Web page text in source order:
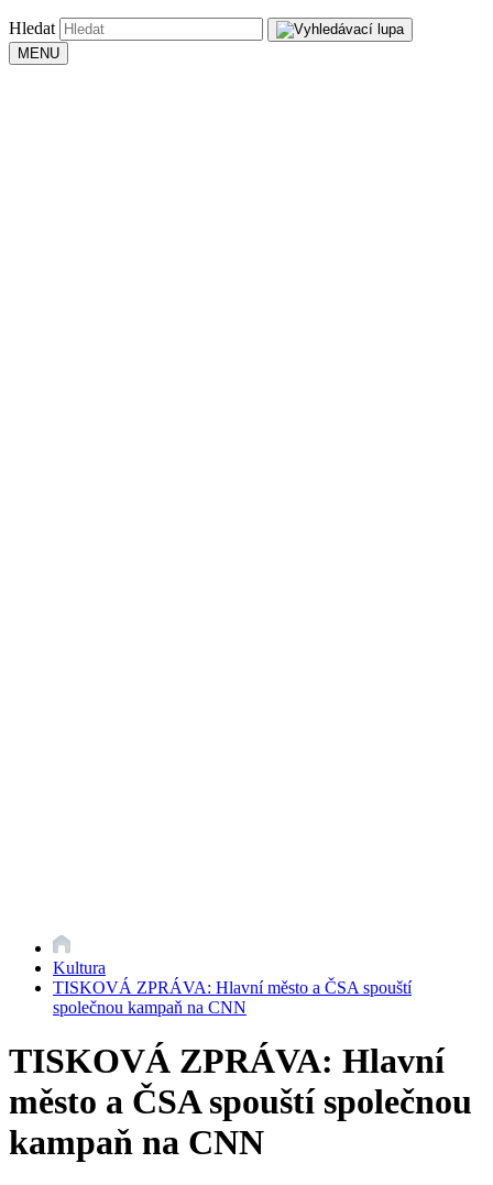
Hledat
MENU
Kultura
TISKOVÁ ZPRÁVA: Hlavní město a ČSA spouští
společnou kampaň na CNN
TISKOVÁ ZPRÁVA: Hlavní
město a ČSA spouští společnou
kampaň na CNN